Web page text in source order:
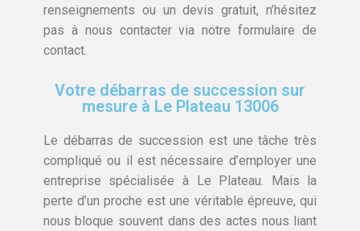
renseignements ou un devis gratuit, n’hésitez
pas à nous contacter via notre formulaire de
contact.
Votre débarras de succession sur
mesure à Le Plateau 13006
Le débarras de succession est une tâche très
compliqué ou il est nécessaire d’employer une
entreprise spécialisée à Le Plateau. Mais la
perte d’un proche est une véritable épreuve, qui
nous bloque souvent dans des actes nous liant